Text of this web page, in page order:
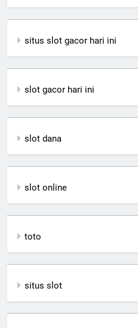
situs slot gacor hari ini
slot gacor hari ini
slot dana
slot online
toto
situs slot